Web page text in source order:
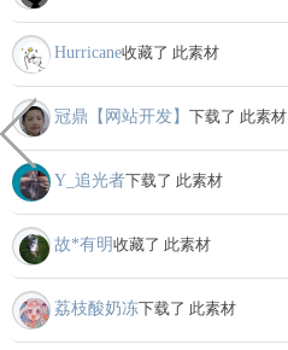
Hurricane收藏了 此素材
冠鼎【网站开发】 下载了 此素材
Y_追光者下载了 此素材
故*有明收藏了 此素材
荔枝酸奶冻下载了 此素材